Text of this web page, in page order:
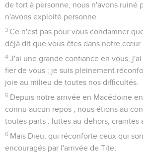
de tort à personne, nous n'avons ruiné
n'avons exploité personne.
3 Ce n'est pas pour vous condamner
déjà dit que vous êtes dans notre cœur
4 J'ai une grande confiance en vous,
fier de vous ; je suis pleinement
joie au milieu de toutes nos difficultés.
5 Depuis notre arrivée en Macédoine
connu aucun repos ; nous étions au
toutes parts : luttes au-dehors, craintes
6 Mais Dieu, qui réconforte ceux qui
encouragés par l'arrivée de Tite,